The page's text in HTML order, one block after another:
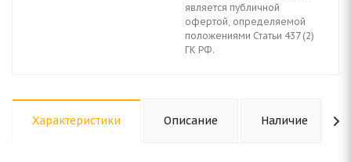
является публичной
офертой, определяемой
положениями Статьи 437 (2)
ГК РФ.
Характеристики Описание Наличие